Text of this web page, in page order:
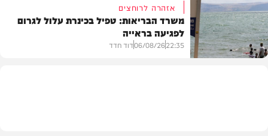
בריאות
אזהרה לרוחצים
משרד הבריאות: טפיל בכינרת עלול לגרום
לפגיעה בראייה
22:35
06/08/26דוד חדד